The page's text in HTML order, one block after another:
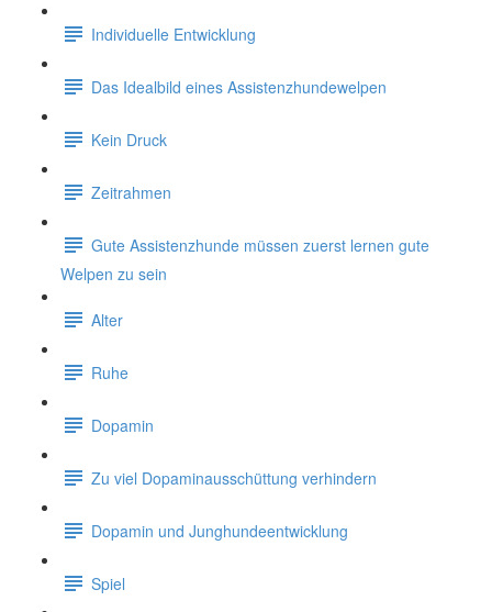
Individuelle Entwicklung
Das Idealbild eines Assistenzhundewelpen
Kein Druck
Zeitrahmen
Gute Assistenzhunde müssen zuerst lernen gute
Welpen zu sein
Alter
Ruhe
Dopamin
Zu viel Dopaminausschüttung verhindern
Dopamin und Junghundeentwicklung
Spiel